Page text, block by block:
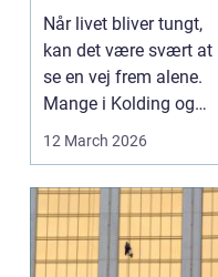
Når livet bliver tungt,
kan det være svært at
se en vej frem alene.
Mange i Kolding og
omegn søger p...
12 March 2026